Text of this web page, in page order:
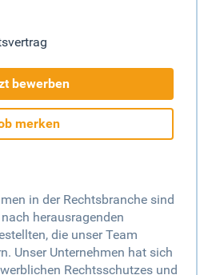
bewerben
merken
in der Rechtsbranche sind
herausragenden
die unser Team
Unser Unternehmen hat sich
Rechtsschutzes und